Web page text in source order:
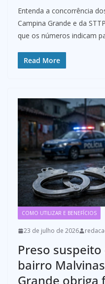
Entenda a concorrência
Campina Grande e da
que os números indicam
Read More
COMO UTILIZAR E BENEFÍCIOS
23 de julho de 2026
Preso
bairro
Grande obriga